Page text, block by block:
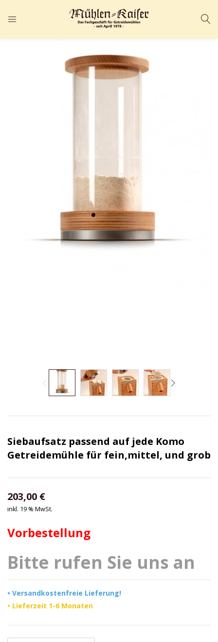
ANMELDEN
Geben Sie Ihren Benutzernamen und Ihr Passwort ein, um sich
Siebaufsatz passend auf jede Komo
Getreidemühle für fein,mittel, und grob
203,00 €
inkl. 19 % MwSt.
Vorbestellung
Bitte rufen Sie uns an
• Versandkostenfreie Lieferung!
• Lieferzeit 1-6 Monaten